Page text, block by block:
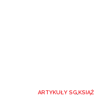
ARTYKUŁY SG,